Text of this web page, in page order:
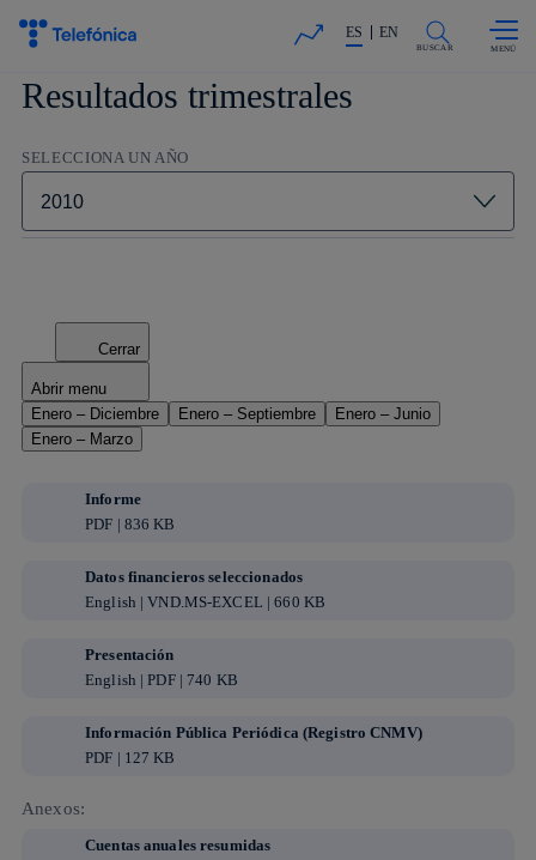
La acción en accionistas e
ES EN
BUSCAR
Resultados trimestrales
SELECCIONA UN AÑO
Cerrar
Abrir menu
Enero – Diciembre
Enero – Septiembre
Enero – Junio
Enero – Marzo
Informe
PDF | 836 KB
Datos financieros seleccionados
English | VND.MS-EXCEL | 660 KB
Presentación
English | PDF | 740 KB
Información Pública Periódica (Registro CNMV)
PDF | 127 KB
Anexos:
Cuentas anuales resumidas